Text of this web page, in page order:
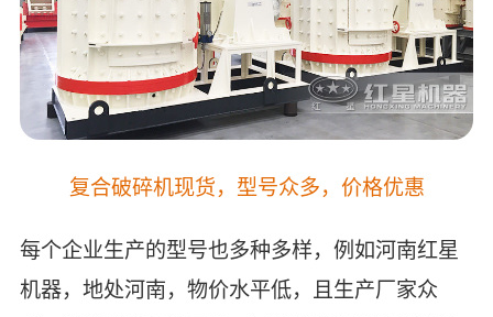
复合破碎机现货，型号众多，价格优惠
每个企业生产的型号也多种多样，例如河南红星
机器，地处河南，物价水平低，且生产厂家众